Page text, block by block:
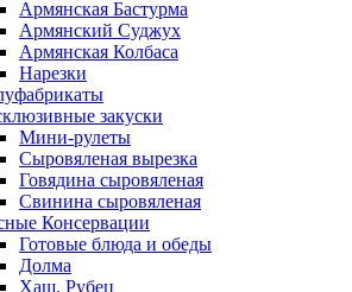
Армянская Бастурма
Армянский Суджух
Армянская Колбаса
Нарезки
закуски
Мини-рулеты
Сыровяленая вырезка
Говядина сыровяленая
Свинина сыровяленая
Консервации
Готовые блюда и обеды
Долма
Хаш. Рубец